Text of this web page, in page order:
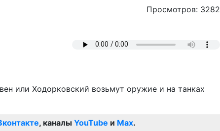
Просмотров: 3282
или Ходорковский возьмут оружие и на танках
, каналы YouTube и Max.